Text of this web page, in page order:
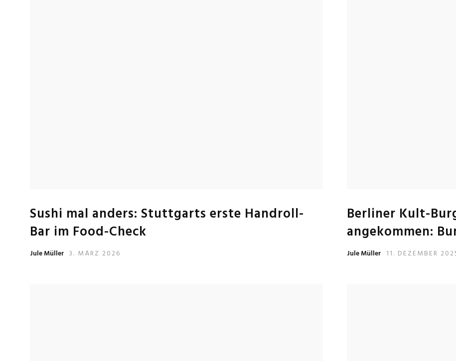
Sushi mal anders: Stuttgarts erste Handroll-
Bar im Food-Check
Jule Müller 3. MÄRZ 2026
Berliner Kult-
angekommen:
Jule Müller 11. DEZEMBER